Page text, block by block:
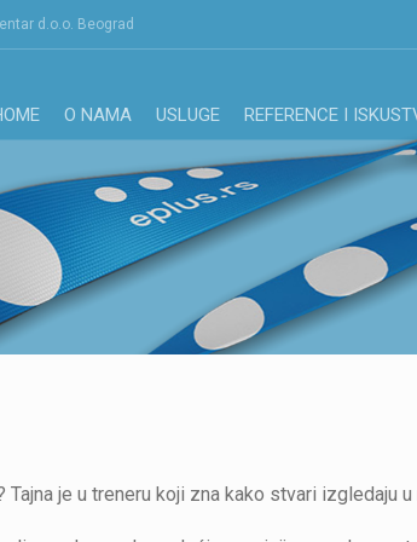
d.o.o. Beograd
O NAMA USLUGE REFERENCE I
je u treneru koji zna kako stvari izgledaju